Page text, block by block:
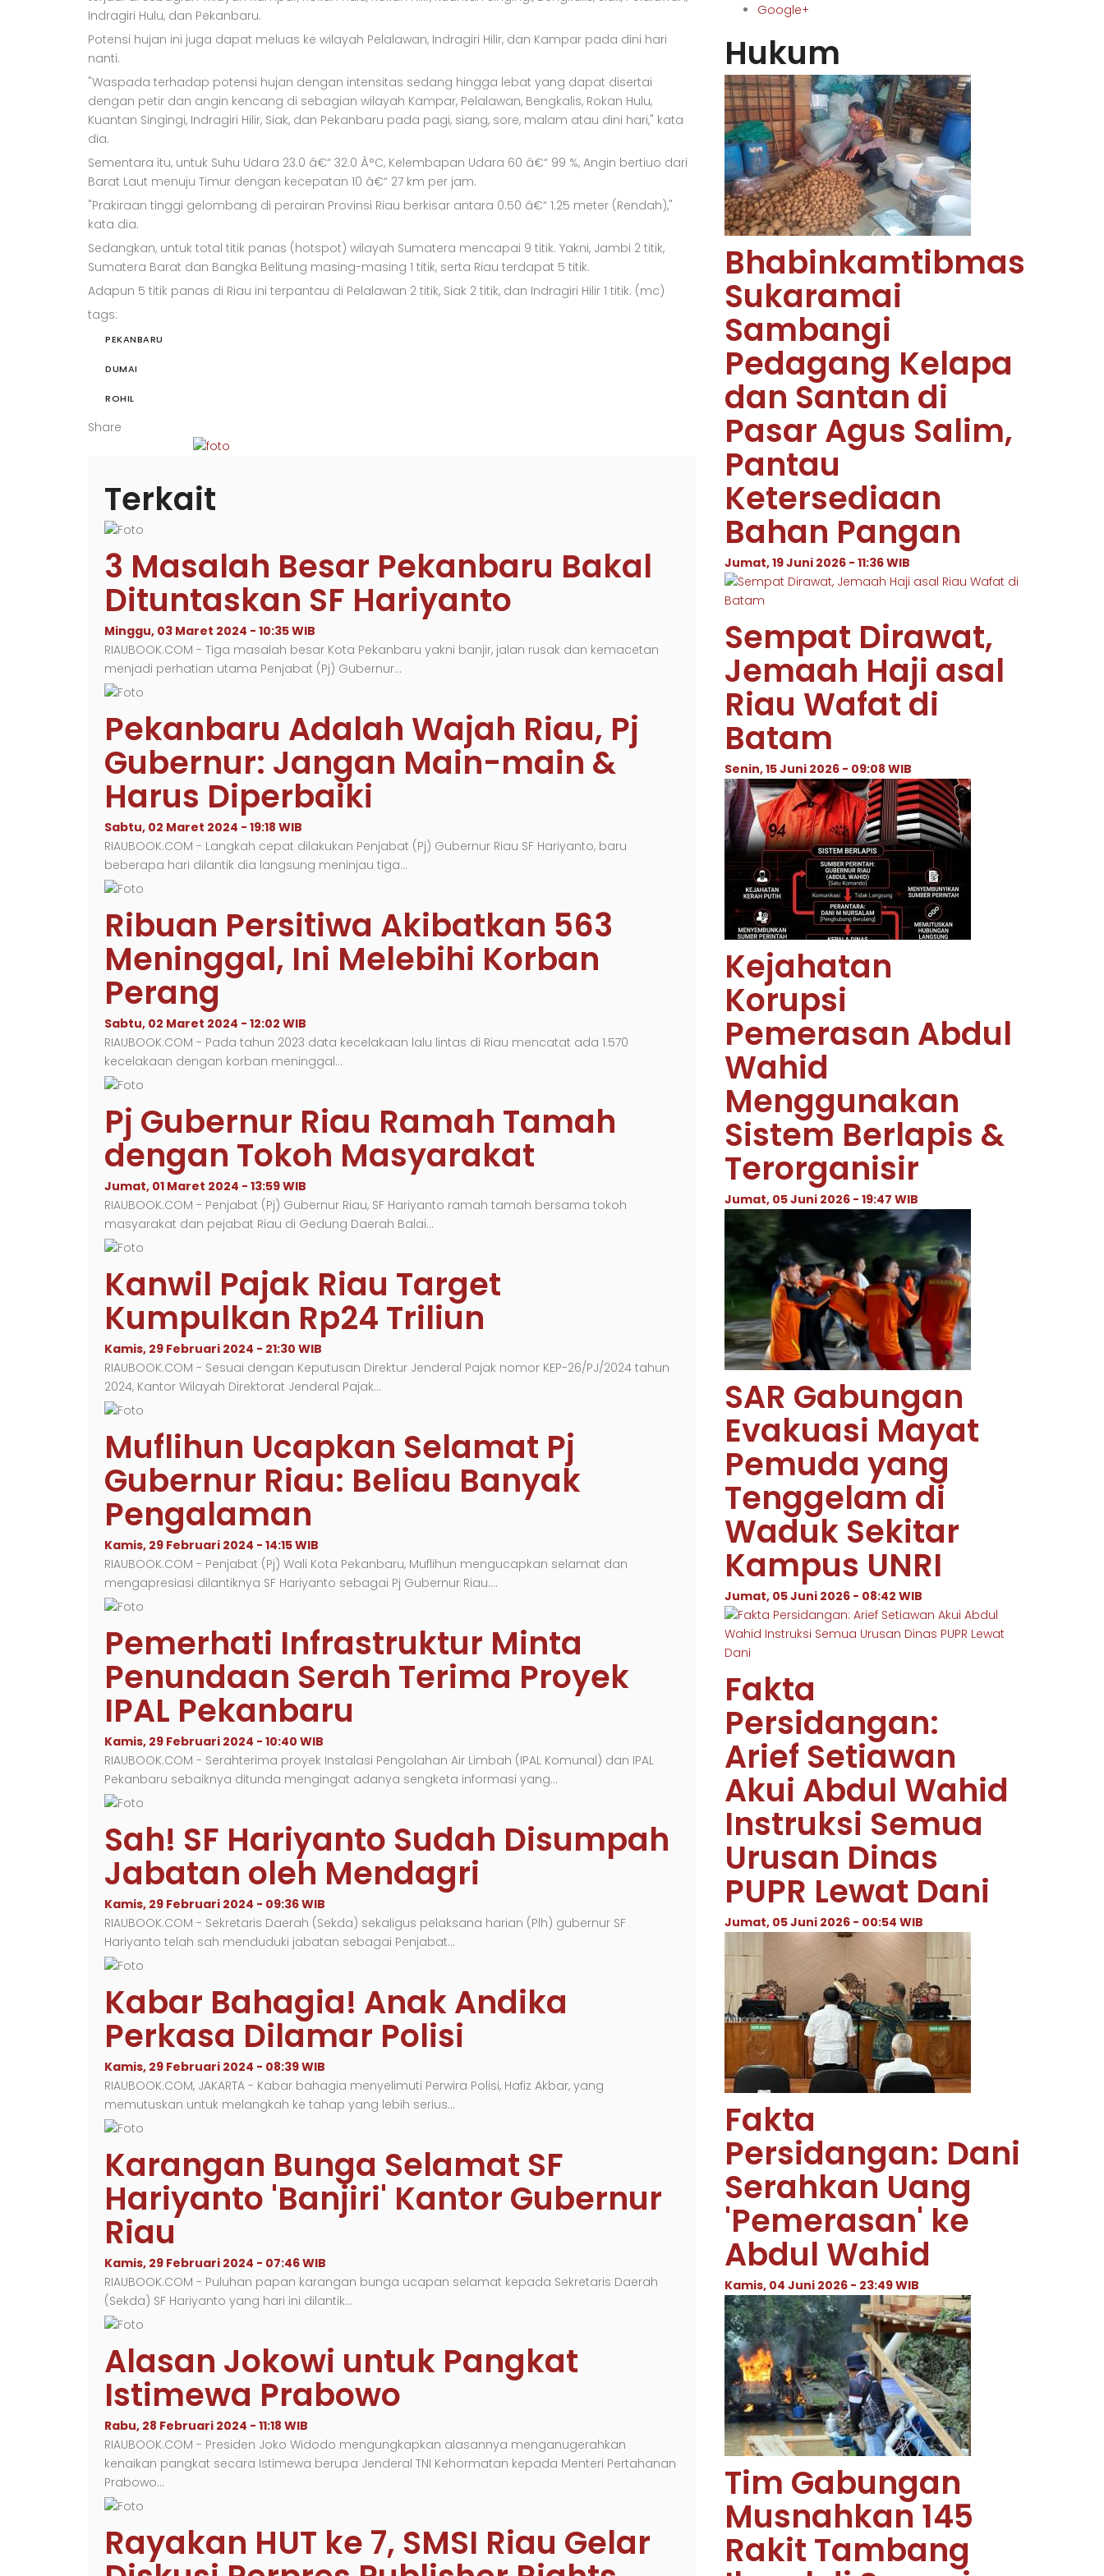
Indragiri Hulu, dan Pekanbaru.
Potensi hujan ini juga dapat meluas ke wilayah Pelalawan, Indragiri Hilir, dan Kampar pada dini hari
nanti.
"Waspada terhadap potensi hujan dengan intensitas sedang hingga lebat yang dapat disertai
dengan petir dan angin kencang di sebagian wilayah Kampar, Pelalawan, Bengkalis, Rokan Hulu,
Kuantan Singingi, Indragiri Hilir, Siak, dan Pekanbaru pada pagi, siang, sore, malam atau dini hari," kata
dia.
Sementara itu, untuk Suhu Udara 23.0 â€“ 32.0 Â°C, Kelembapan Udara 60 â€“ 99 %, Angin bertiuo dari
Barat Laut menuju Timur dengan kecepatan 10 â€“ 27 km per jam.
"Prakiraan tinggi gelombang di perairan Provinsi Riau berkisar antara 0.50 â€“ 1.25 meter (Rendah),"
kata dia.
Sedangkan, untuk total titik panas (hotspot) wilayah Sumatera mencapai 9 titik. Yakni, Jambi 2 titik,
Sumatera Barat dan Bangka Belitung masing-masing 1 titik, serta Riau terdapat 5 titik.
Adapun 5 titik panas di Riau ini terpantau di Pelalawan 2 titik, Siak 2 titik, dan Indragiri Hilir 1 titik. (mc)
tags:
PEKANBARU
DUMAI
ROHIL
Share
Terkait
3 Masalah Besar Pekanbaru Bakal
Dituntaskan SF Hariyanto
Minggu, 03 Maret 2024 - 10:35 WIB
RIAUBOOK.COM - Tiga masalah besar Kota Pekanbaru yakni banjir, jalan rusak dan kemacetan
menjadi perhatian utama Penjabat (Pj) Gubernur…
Pekanbaru Adalah Wajah Riau, Pj
Gubernur: Jangan Main-main &
Harus Diperbaiki
Sabtu, 02 Maret 2024 - 19:18 WIB
RIAUBOOK.COM - Langkah cepat dilakukan Penjabat (Pj) Gubernur Riau SF Hariyanto, baru
beberapa hari dilantik dia langsung meninjau tiga…
Ribuan Persitiwa Akibatkan 563
Meninggal, Ini Melebihi Korban
Perang
Sabtu, 02 Maret 2024 - 12:02 WIB
RIAUBOOK.COM - Pada tahun 2023 data kecelakaan lalu lintas di Riau mencatat ada 1.570
kecelakaan dengan korban meninggal…
Pj Gubernur Riau Ramah Tamah
dengan Tokoh Masyarakat
Jumat, 01 Maret 2024 - 13:59 WIB
RIAUBOOK.COM - Penjabat (Pj) Gubernur Riau, SF Hariyanto ramah tamah bersama tokoh
masyarakat dan pejabat Riau di Gedung Daerah Balai…
Kanwil Pajak Riau Target
Kumpulkan Rp24 Triliun
Kamis, 29 Februari 2024 - 21:30 WIB
RIAUBOOK.COM - Sesuai dengan Keputusan Direktur Jenderal Pajak nomor KEP-26/PJ/2024 tahun
2024, Kantor Wilayah Direktorat Jenderal Pajak…
Muflihun Ucapkan Selamat Pj
Gubernur Riau: Beliau Banyak
Pengalaman
Kamis, 29 Februari 2024 - 14:15 WIB
RIAUBOOK.COM - Penjabat (Pj) Wali Kota Pekanbaru, Muflihun mengucapkan selamat dan
mengapresiasi dilantiknya SF Hariyanto sebagai Pj Gubernur Riau.…
Pemerhati Infrastruktur Minta
Penundaan Serah Terima Proyek
IPAL Pekanbaru
Kamis, 29 Februari 2024 - 10:40 WIB
RIAUBOOK.COM - Serahterima proyek Instalasi Pengolahan Air Limbah (IPAL Komunal) dan IPAL
Pekanbaru sebaiknya ditunda mengingat adanya sengketa informasi yang…
Sah! SF Hariyanto Sudah Disumpah
Jabatan oleh Mendagri
Kamis, 29 Februari 2024 - 09:36 WIB
RIAUBOOK.COM - Sekretaris Daerah (Sekda) sekaligus pelaksana harian (Plh) gubernur SF
Hariyanto telah sah menduduki jabatan sebagai Penjabat…
Kabar Bahagia! Anak Andika
Perkasa Dilamar Polisi
Kamis, 29 Februari 2024 - 08:39 WIB
RIAUBOOK.COM, JAKARTA - Kabar bahagia menyelimuti Perwira Polisi, Hafiz Akbar, yang
memutuskan untuk melangkah ke tahap yang lebih serius…
Karangan Bunga Selamat SF
Hariyanto 'Banjiri' Kantor Gubernur
Riau
Kamis, 29 Februari 2024 - 07:46 WIB
RIAUBOOK.COM - Puluhan papan karangan bunga ucapan selamat kepada Sekretaris Daerah
(Sekda) SF Hariyanto yang hari ini dilantik…
Alasan Jokowi untuk Pangkat
Istimewa Prabowo
Rabu, 28 Februari 2024 - 11:18 WIB
RIAUBOOK.COM - Presiden Joko Widodo mengungkapkan alasannya menganugerahkan
kenaikan pangkat secara Istimewa berupa Jenderal TNI Kehormatan kepada Menteri Pertahanan
Prabowo…
Rayakan HUT ke 7, SMSI Riau Gelar
Google+
Hukum
Bhabinkamtibmas
Sukaramai
Sambangi
Pedagang Kelapa
dan Santan di
Pasar Agus Salim,
Pantau
Ketersediaan
Bahan Pangan
Jumat, 19 Juni 2026 - 11:36 WIB
Sempat Dirawat,
Jemaah Haji asal
Riau Wafat di
Batam
Senin, 15 Juni 2026 - 09:08 WIB
Kejahatan
Korupsi
Pemerasan Abdul
Wahid
Menggunakan
Sistem Berlapis &
Terorganisir
Jumat, 05 Juni 2026 - 19:47 WIB
SAR Gabungan
Evakuasi Mayat
Pemuda yang
Tenggelam di
Waduk Sekitar
Kampus UNRI
Jumat, 05 Juni 2026 - 08:42 WIB
Fakta
Persidangan:
Arief Setiawan
Akui Abdul Wahid
Instruksi Semua
Urusan Dinas
PUPR Lewat Dani
Jumat, 05 Juni 2026 - 00:54 WIB
Fakta
Persidangan: Dani
Serahkan Uang
'Pemerasan' ke
Abdul Wahid
Kamis, 04 Juni 2026 - 23:49 WIB
Tim Gabungan
Musnahkan 145
Rakit Tambang